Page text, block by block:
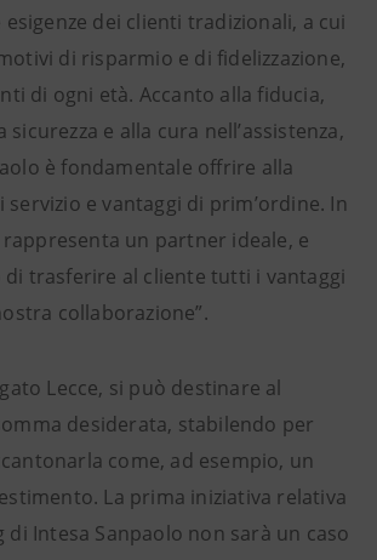
dei clienti tradizionali, a cui
di risparmio e di fidelizzazione,
di ogni età. Accanto alla fiducia,
e alla cura nell’assistenza,
è fondamentale offrire alla
e vantaggi di prim’ordine. In
un partner ideale, e
di trasferire al cliente tutti i vantaggi
collaborazione”.
Lecce, si può destinare al
desiderata, stabilendo per
come, ad esempio, un
La prima iniziativa relativa
di Intesa Sanpaolo non sarà un caso